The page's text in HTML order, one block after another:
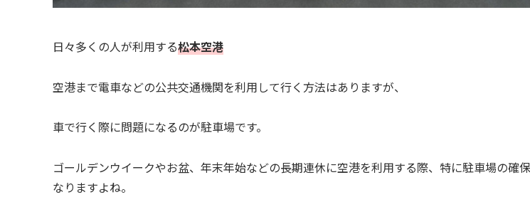
日々多くの人が利用する松本空港
空港まで電車などの公共交通機関を利用して行く方法はありますが、
車で行く際に問題になるのが駐車場です。
ゴールデンウイークやお盆、年末年始などの長期連休に空港を利用する際、特に駐車場の確
なりますよね。